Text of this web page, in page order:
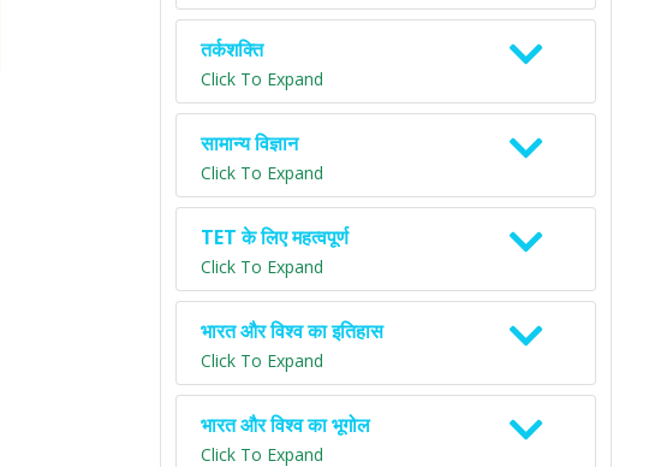
तर्कशक्ति
Click To Expand
सामान्य विज्ञान
Click To Expand
TET के लिए महत्वपूर्ण
Click To Expand
भारत और विश्व का इतिहास
Click To Expand
भारत और विश्व का भूगोल
Click To Expand